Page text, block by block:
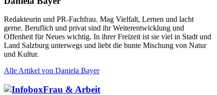
Redakteurin und PR-Fachfrau. Mag Vielfalt, Lernen und lacht
gerne. Beruflich und privat sind ihr Weiterentwicklung und
Offenheit für Neues wichtig. In ihrer Freizeit ist sie viel in Stadt und
Land Salzburg unterwegs und liebt die bunte Mischung von Natur
und Kultur.
Alle Artikel von Daniela Bayer
Frau & Arbeit